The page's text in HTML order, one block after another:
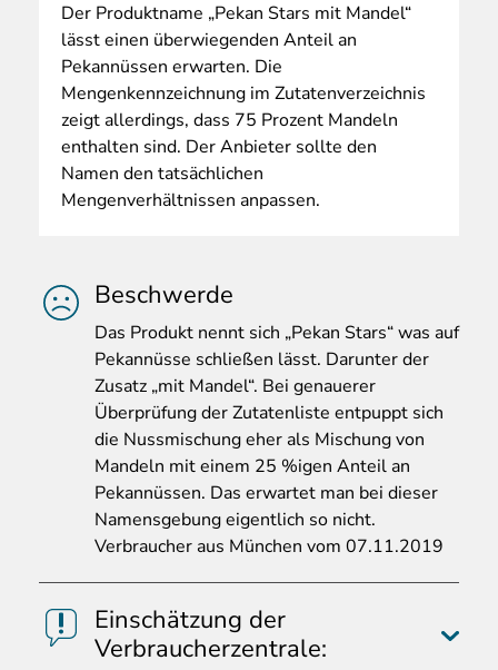
Der Produktname „Pekan Stars mit Mandel“
lässt einen überwiegenden Anteil an
Pekannüssen erwarten. Die
Mengenkennzeichnung im Zutatenverzeichnis
zeigt allerdings, dass 75 Prozent Mandeln
enthalten sind. Der Anbieter sollte den
Namen den tatsächlichen
Mengenverhältnissen anpassen.
Beschwerde
Das Produkt nennt sich „Pekan Stars“ was auf
Pekannüsse schließen lässt. Darunter der
Zusatz „mit Mandel“. Bei genauerer
Überprüfung der Zutatenliste entpuppt sich
die Nussmischung eher als Mischung von
Mandeln mit einem 25 %igen Anteil an
Pekannüssen. Das erwartet man bei dieser
Namensgebung eigentlich so nicht.
Verbraucher aus München vom 07.11.2019
Einschätzung der
Verbraucherzentrale: